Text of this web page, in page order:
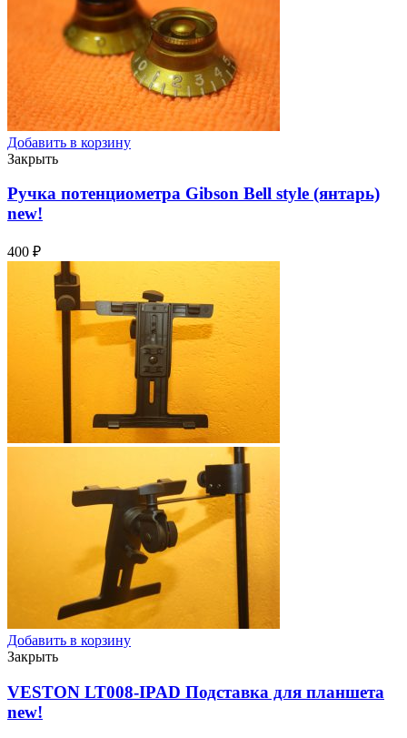
Добавить в корзину
Закрыть
Ручка потенциометра Gibson Bell style (янтарь)
new!
400 ₽
Добавить в корзину
Закрыть
VESTON LT008-IPAD Подставка для планшета
new!